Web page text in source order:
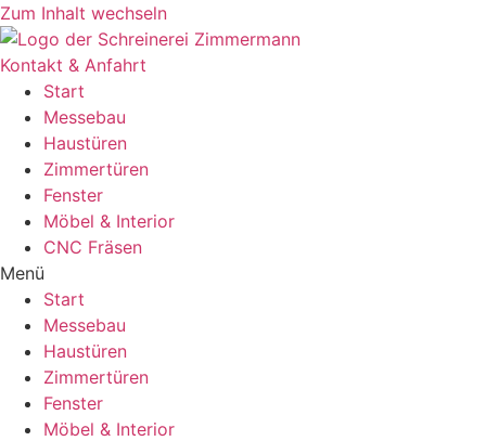
Zum Inhalt wechseln
Kontakt & Anfahrt
Start
Messebau
Haustüren
Zimmertüren
Fenster
Möbel & Interior
CNC Fräsen
Menü
Start
Messebau
Haustüren
Zimmertüren
Fenster
Möbel & Interior